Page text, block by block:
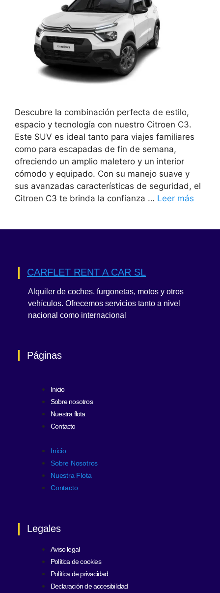
Descubre la combinación perfecta de estilo,
espacio y tecnología con nuestro Citroen C3.
Este SUV es ideal tanto para viajes familiares
como para escapadas de fin de semana,
ofreciendo un amplio maletero y un interior
cómodo y equipado. Con su manejo suave y
sus avanzadas características de seguridad, el
Citroen C3 te brinda la confianza … Leer más
CARFLET RENT A CAR SL
Alquiler de coches, furgonetas, motos y otros
vehículos. Ofrecemos servicios tanto a nivel
nacional como internacional
Páginas
Inicio
Sobre nosotros
Nuestra flota
Contacto
Inicio
Sobre Nosotros
Nuestra Flota
Contacto
Legales
Aviso legal
Política de cookies
Política de privacidad
Declaración de accesibilidad